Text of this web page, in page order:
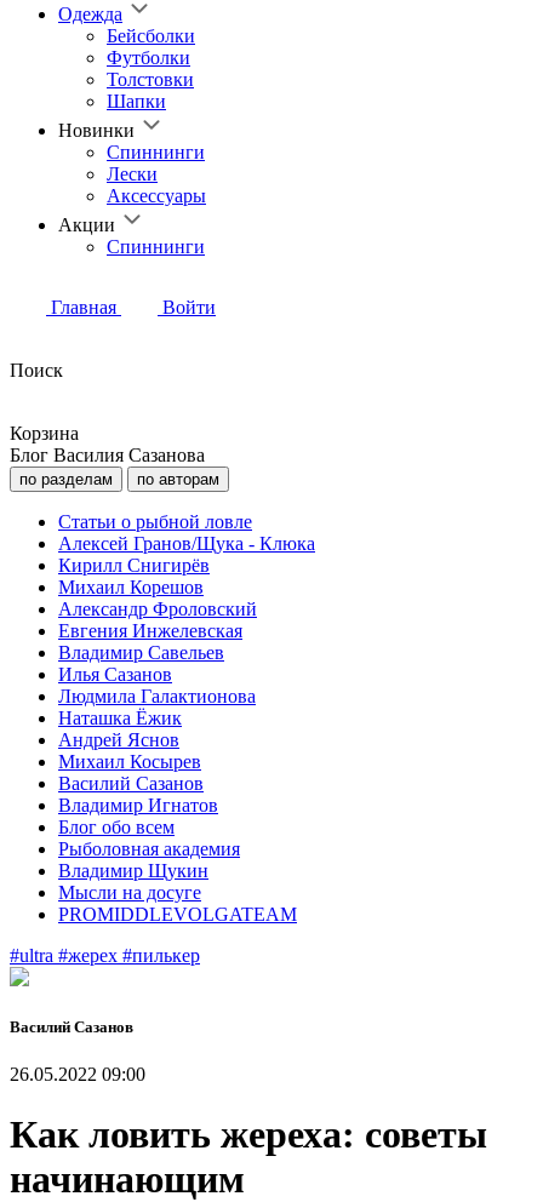
Одежда
Бейсболки
Футболки
Толстовки
Шапки
Новинки
Спиннинги
Лески
Аксессуары
Акции
Спиннинги
Главная Войти
Поиск
Корзина
Блог Василия Сазанова
по разделам по авторам
Статьи о рыбной ловле
Алексей Гранов/Щука - Клюка
Кирилл Снигирёв
Михаил Корешов
Александр Фроловский
Евгения Инжелевская
Владимир Савельев
Илья Сазанов
Людмила Галактионова
Наташка Ёжик
Андрей Яснов
Михаил Косырев
Василий Сазанов
Владимир Игнатов
Блог обо всем
Рыболовная академия
Владимир Щукин
Мысли на досуге
PROMIDDLEVOLGATEAM
#ultra #жерех #пилькер
Василий Сазанов
26.05.2022 09:00
Как ловить жереха: советы
начинающим